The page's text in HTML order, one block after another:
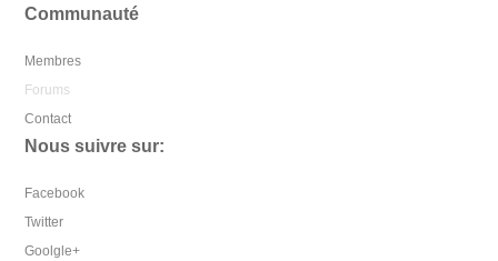
Communauté
Membres
Forums
Contact
Nous suivre sur:
Facebook
Twitter
Goolgle+